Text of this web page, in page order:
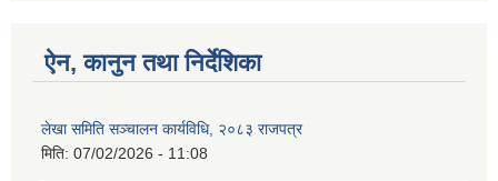
ऐन, कानुन तथा निर्देशिका
लेखा समिति सञ्चालन कार्यविधि, २०८३ राजपत्र
मिति: 07/02/2026 - 11:08